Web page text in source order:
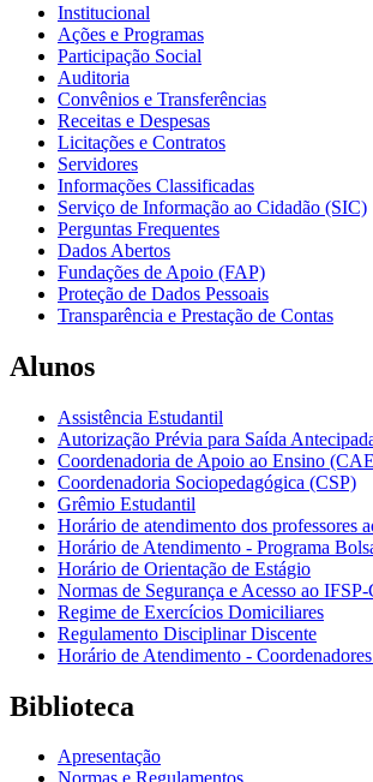
Institucional
Ações e Programas
Participação Social
Auditoria
Convênios e Transferências
Receitas e Despesas
Licitações e Contratos
Servidores
Informações Classificadas
Serviço de Informação ao Cidadão (SIC)
Perguntas Frequentes
Dados Abertos
Fundações de Apoio (FAP)
Proteção de Dados Pessoais
Transparência e Prestação de Contas
Alunos
Assistência Estudantil
Autorização Prévia para Saída
Coordenadoria de Apoio ao Ensino
Coordenadoria Sociopedagógica (CSP)
Grêmio Estudantil
Horário de atendimento dos professores
Horário de Atendimento - Programa
Horário de Orientação de Estágio
Normas de Segurança e Acesso ao IFSP-
Regime de Exercícios Domiciliares
Regulamento Disciplinar Discente
Horário de Atendimento -
Biblioteca
Apresentação